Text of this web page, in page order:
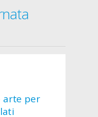
arte per